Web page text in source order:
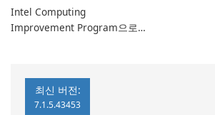
Intel Computing
Improvement Program으로
최신 버전:
7.1.5.43453